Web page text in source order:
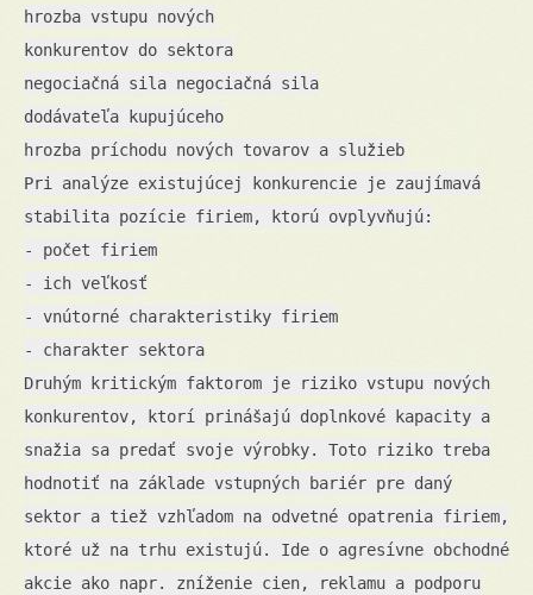
hrozba vstupu nových
konkurentov do sektora
negociačná sila negociačná sila
dodávateľa kupujúceho
hrozba príchodu nových tovarov a služieb
Pri analýze existujúcej konkurencie je zaujímavá
stabilita pozície firiem, ktorú ovplyvňujú:
- počet firiem
- ich veľkosť
- vnútorné charakteristiky firiem
- charakter sektora
Druhým kritickým faktorom je riziko vstupu nových
konkurentov, ktorí prinášajú doplnkové kapacity a
snažia sa predať svoje výrobky. Toto riziko treba
hodnotiť na základe vstupných bariér pre daný
sektor a tiež vzhľadom na odvetné opatrenia firiem,
ktoré už na trhu existujú. Ide o agresívne obchodné
akcie ako napr. zníženie cien, reklamu a podporu